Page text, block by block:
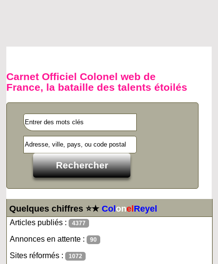
Carnet Officiel Colonel web de
France, la bataille des talents étoilés
Quelques chiffres ⭐★ColonelReyel
Articles publiés : 4377
Annonces en attente : 90
Sites réformés : 1072